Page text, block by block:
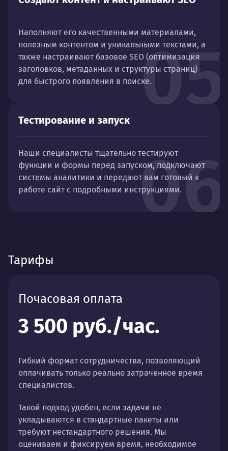
05
Наполняют его качественными материалами,
полезным контентом и уникальными текстами, а
также настраивают базовое SEO (оптимизация
заголовков, метаданных и структуры страниц)
для быстрого появления в поиске.
06
Тестирование и запуск
Наши специалисты тщательно тестируют
функции и формы перед запуском, подключают
системы аналитики и передают вам готовый к
работе сайт с подробными инструкциями.
Тарифы
Почасовая оплата
3 500 руб./час.
Гибкий формат сотрудничества, позволяющий
оплачивать только реально затраченное время
специалистов.
Такой подход удобен, если задачи не
укладываются в стандартные пакеты или
требуют нестандартного решения. Мы
оцениваем и фиксируем время, необходимое